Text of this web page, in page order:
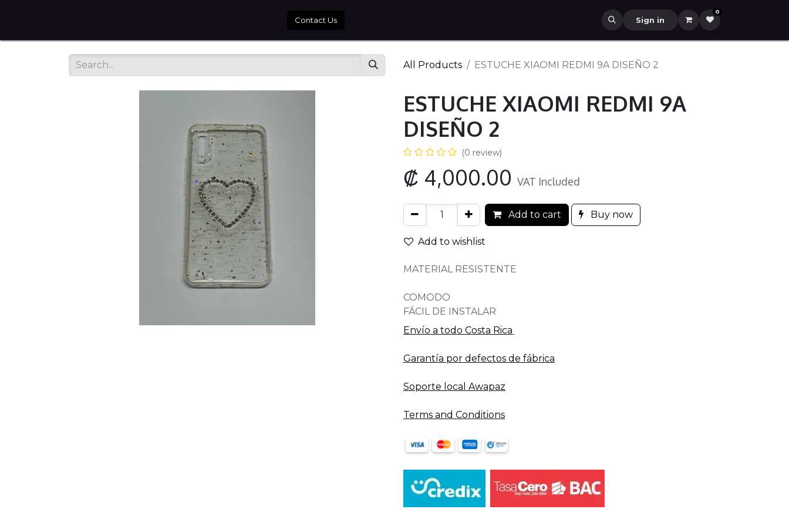
Contact Us Sign in
0
All Products ESTUCHE XIAOMI REDMI 9A DISEÑO 2
ESTUCHE XIAOMI REDMI 9A
DISEÑO 2
(0 review)
₡ 4,000.00 VAT Included
Add to cart Buy now
Add to wishlist
MATERIAL RESISTENTE
COMODO
FÁCIL DE INSTALAR
Envío a todo​ Costa Rica
Garantía por defectos de fábrica
Soporte local Awapaz
Terms and Conditions